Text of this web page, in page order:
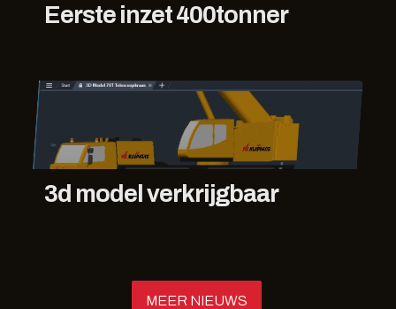
Eerste inzet 400tonner
3d model verkrijgbaar
MEER NIEUWS